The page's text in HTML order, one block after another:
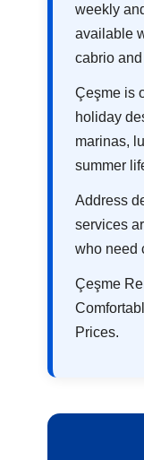
weekly
available
cabrio
Çeşme is
holiday
marinas,
summer
Address
services
who need
Çeşme
Prices.